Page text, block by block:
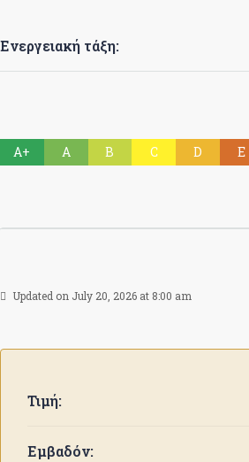
Ενεργειακή τάξη:
A+ A B C D E
Updated on July 20, 2026 at 8:00 am
Τιμή:
Εμβαδόν: